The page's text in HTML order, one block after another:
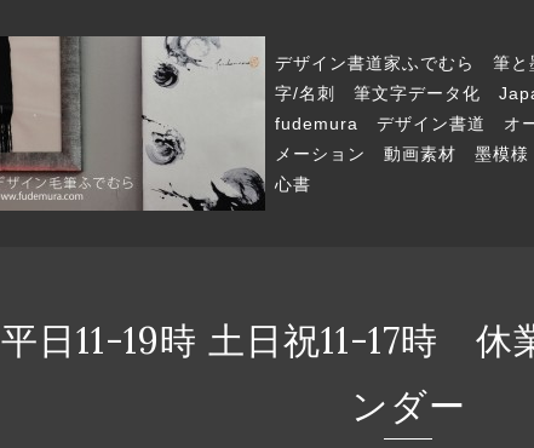
デザイン書道家ふでむら 筆
字/名刺 筆文字データ化
fudemura デザイン書道 オ
メーション 動画素材 墨模
心書
平日11-19時 土日祝11-17時 休
ンダー